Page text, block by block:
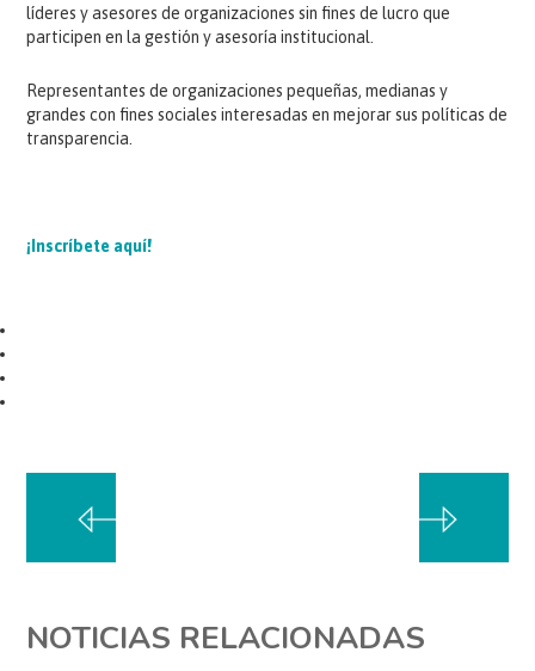
líderes y asesores de organizaciones sin fines de lucro que
participen en la gestión y asesoría institucional.
Representantes de organizaciones pequeñas, medianas y
grandes con fines sociales interesadas en mejorar sus políticas de
transparencia.
¡Inscríbete aquí!
NOTICIAS RELACIONADAS